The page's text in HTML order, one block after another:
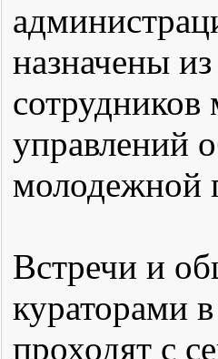
назначены
управлений
молодежной
Встречи и
кураторами
проходят с